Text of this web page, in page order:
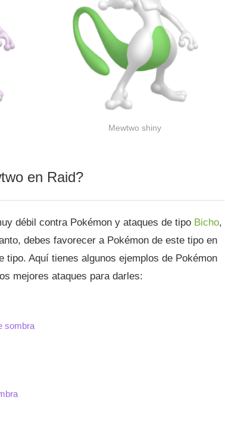
Mewtwo shiny
en Raid?
débil contra Pokémon y ataques de tipo Bicho,
debes favorecer a Pokémon de este tipo en
tipo. Aquí tienes algunos ejemplos de Pokémon
mejores ataques para darles:
sombra